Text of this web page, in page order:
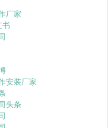
厂家
书
安装厂家
头条